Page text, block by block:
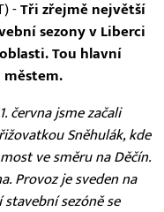
- Tři zřejmě největší
sezony v Liberci
Tou hlavní
městem.
června jsme začali
Sněhulák, kde
ve směru na Děčín.
Provoz je sveden na
sezóně se